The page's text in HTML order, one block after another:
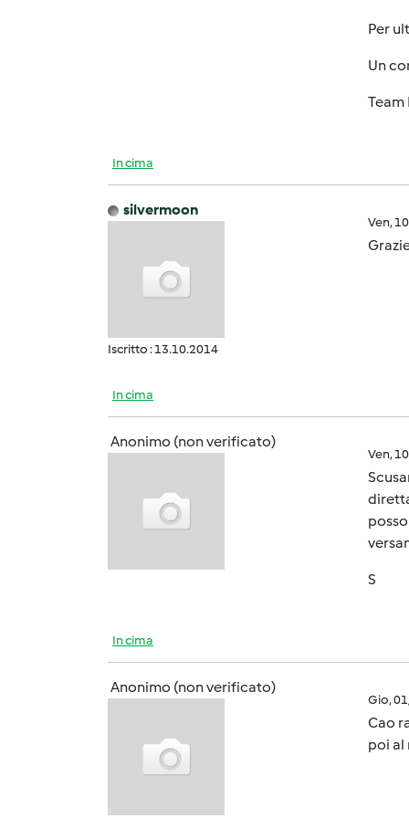
Per
Un
Team
In cima
silvermoon
Iscritto : 13.10.2014
Ven,
In cima
Anonimo (non verificato)
Ven,
S
In cima
Anonimo (non verificato)
Gio,
Cao
poi al